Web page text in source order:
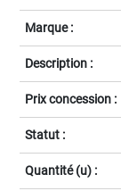
Marque :
Description :
Prix concession :
Statut :
Quantité (u) :